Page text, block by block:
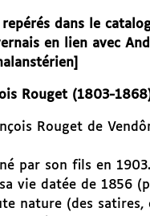
repérés dans le
en lien avec
Rouget (1803-
Rouget de
par son fils en
vie datée de 1856
nature (des